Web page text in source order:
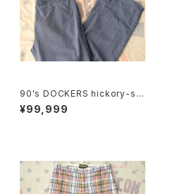
90's DOCKERS hickory-stri
pe one-tuck Pants "Made i
n U.S.A."
¥99,999